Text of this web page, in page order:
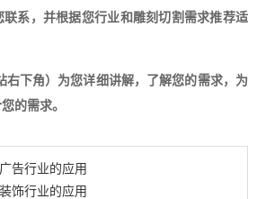
系，并根据您行业和雕刻切割需求推荐适
下角）为您详细讲解，了解您的需求，为
的需求。
告行业的应用
饰行业的应用